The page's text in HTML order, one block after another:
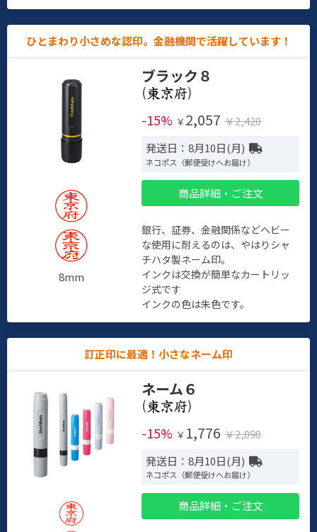
ひとまわり小さめな認印。金融機関で活躍しています！
8mm
ブラック８
(
)
-15% ￥ 2,057 ￥2,420
発送日：8月10日(月)
ネコポス（郵便受けへお届け）
商品詳細・ご注文
銀行、証券、金融関係などヘビー
な使用に耐えるのは、やはりシャ
チハタ製ネーム印。
インクは交換が簡単なカートリッ
ジ式です
インクの色は朱色です。
訂正印に最適！小さなネーム印
ネーム６
(
)
-15% ￥ 1,776 ￥2,090
発送日：8月10日(月)
ネコポス（郵便受けへお届け）
商品詳細・ご注文